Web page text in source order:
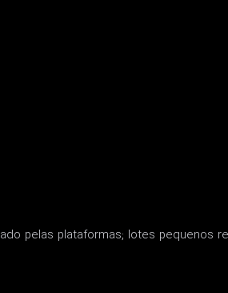
pelas plataformas; lotes pequenos